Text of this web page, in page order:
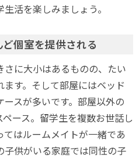
活を楽しみましょう。
個室を提供される
に大小はあるものの、たい
す。そして部屋にはベッド
スが多いです。部屋以外の
ース。留学生を複数お世話し
はルームメイトが一緒であ
子供がいる家庭では同性の子